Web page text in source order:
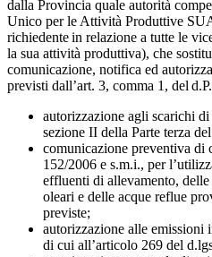
dalla Provincia quale autorità
Unico per le Attività Produttive
richiedente in relazione a tutte le
la sua attività produttiva), che
comunicazione, notifica ed
previsti dall’art. 3, comma 1, del
autorizzazione agli scarichi
sezione II della Parte terza
comunicazione preventiva di
152/2006 e s.m.i., per
effluenti di allevamento,
oleari e delle acque reflue
previste;
autorizzazione alle emissioni
di cui all’articolo 269 del